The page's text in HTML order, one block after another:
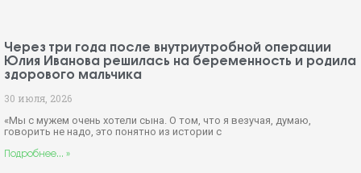
Через три года после внутриутробной операции
Юлия Иванова решилась на беременность и родила
здорового мальчика
30 июля, 2026
«Мы с мужем очень хотели сына. О том, что я везучая, думаю,
говорить не надо, это понятно из истории с
Подробнее... »